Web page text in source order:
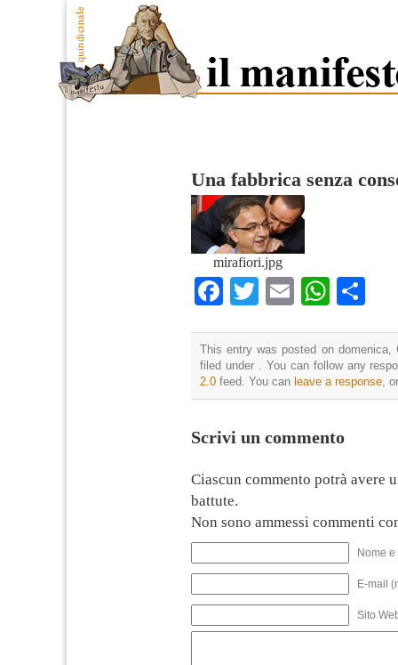
Una fabbrica senza
mirafiori.jpg
Facebook
TwitterEmail
This entry was posted on
filed under . You can follow any
2.0 feed. You can leave a response,
Scrivi un commento
Ciascun commento potrà avere
battute.
Non sono ammessi commenti
Nome
E-mail
Sito